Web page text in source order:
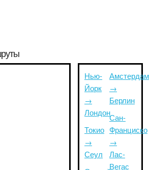
Нью-
Йорк
→
Лондон
Токио
→
Сеул
Амстердам
→
Берлин
Сан-
Франциско
→
Лас-
Вегас